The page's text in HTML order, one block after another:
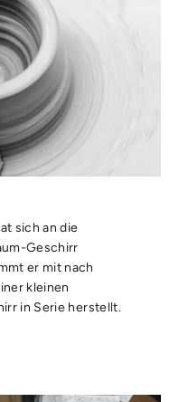
sich an die
Geschirr
er mit nach
kleinen
in Serie herstellt.